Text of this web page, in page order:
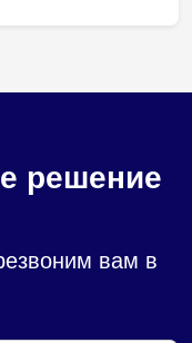
решение
вам в